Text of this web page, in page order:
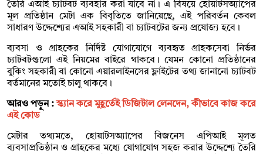
তৈরি এআই চ্যাটবট ব্যবহার করা যাবে না। এ বিষয়ে হোয়াটসঅ্যাপের
মূল প্রতিষ্ঠান মেটা এক বিবৃতিতে জানিয়েছে, এই পরিবর্তন কেবল
সাধারণ উদ্দেশ্যের এআই সহকারী বা চ্যাটবটের জন্য প্রযোজ্য হবে।
ব্যবসা ও গ্রাহকের নির্দিষ্ট যোগাযোগে ব্যবহৃত গ্রাহকসেবা নির্ভর
চ্যাটবটগুলো এই নিয়মের বাইরে থাকবে। যেমন কোনো প্রতিষ্ঠানের
বুকিং সহকারী বা কোনো এয়ারলাইনসের ফ্লাইটের তথ্য জানানো চ্যাটবট
বর্তমানের মতোই চালু থাকবে।
আরও পড়ুন :স্ক্যান করে মুহূর্তেই ডিজিটাল লেনদেন, কীভাবে কাজ করে
এই কোড
মেটার তথ্যমতে, হোয়াটসঅ্যাপের বিজনেস এপিআই মূলত
ব্যবসাপ্রতিষ্ঠান ও গ্রাহকের মধ্যে যোগাযোগ সহজ করার উদ্দেশ্যে তৈরি